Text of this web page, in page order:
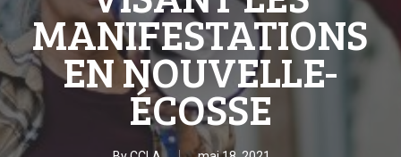
MANIFESTATIONS
EN NOUVELLE-
ÉCOSSE